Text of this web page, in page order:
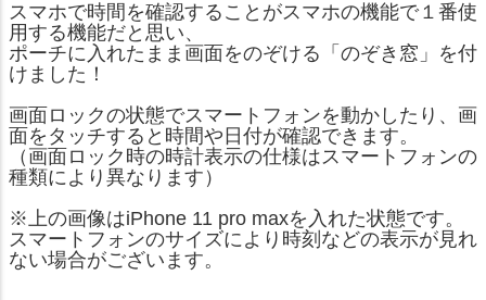
スマホで時間を確認することがスマホの機能で１番使
用する機能だと思い、
ポーチに入れたまま画面をのぞける「のぞき窓」を付
けました！
画面ロックの状態でスマートフォンを動かしたり、画
面をタッチすると時間や日付が確認できます。
（画面ロック時の時計表示の仕様はスマートフォンの
種類により異なります）
※上の画像はiPhone 11 pro maxを入れた状態です。
スマートフォンのサイズにより時刻などの表示が見れ
ない場合がございます。